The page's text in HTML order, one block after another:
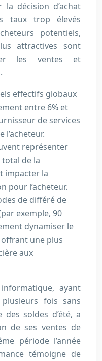
décision d’achat
taux trop élevés
potentiels,
attractives sont
les ventes et
effectifs globaux
entre 6% et
de services
représenter
total de la
impacter la
pour l’acheteur.
de différé de
exemple, 90
dynamiser le
une plus
aux
ayant
fois sans
soldes d’été, a
de ses ventes de
période l’année
témoigne de